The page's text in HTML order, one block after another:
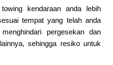
kendaraan anda lebih
tempat yang telah anda
pergesekan dan
sehingga resiko untuk